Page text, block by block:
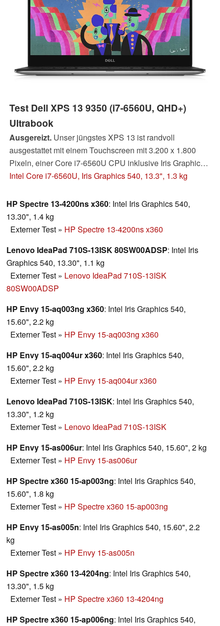
Test Dell XPS 13 9350 (i7-6560U, QHD+)
Ultrabook
Ausgereizt.Unser jüngstes XPS 13 ist randvoll
ausgestattet mit einem Touchscreen mit 3.200 x 1.800
Pixeln, einer Core i7-6560U CPU inklusive Iris Graphics
540 und einer 512 GB NVMe SSD. Sind die zusätzlichen
Intel Core i7-6560U, Iris Graphics 540, 13.3", 1.3 kg
HP Spectre 13-4200ns x360: Intel Iris Graphics 540,
13.30", 1.4 kg
Externer Test » HP Spectre 13-4200ns x360
Lenovo IdeaPad 710S-13ISK 80SW00ADSP: Intel Iris
Graphics 540, 13.30", 1.1 kg
Externer Test » Lenovo IdeaPad 710S-13ISK
80SW00ADSP
HP Envy 15-aq003ng x360: Intel Iris Graphics 540,
15.60", 2.2 kg
Externer Test » HP Envy 15-aq003ng x360
HP Envy 15-aq004ur x360: Intel Iris Graphics 540,
15.60", 2.2 kg
Externer Test » HP Envy 15-aq004ur x360
Lenovo IdeaPad 710S-13ISK: Intel Iris Graphics 540,
13.30", 1.2 kg
Externer Test » Lenovo IdeaPad 710S-13ISK
HP Envy 15-as006ur: Intel Iris Graphics 540, 15.60", 2 kg
Externer Test » HP Envy 15-as006ur
HP Spectre x360 15-ap003ng: Intel Iris Graphics 540,
15.60", 1.8 kg
Externer Test » HP Spectre x360 15-ap003ng
HP Envy 15-as005n: Intel Iris Graphics 540, 15.60", 2.2
kg
Externer Test » HP Envy 15-as005n
HP Spectre x360 13-4204ng: Intel Iris Graphics 540,
13.30", 1.5 kg
Externer Test » HP Spectre x360 13-4204ng
HP Spectre x360 15-ap006ng: Intel Iris Graphics 540,